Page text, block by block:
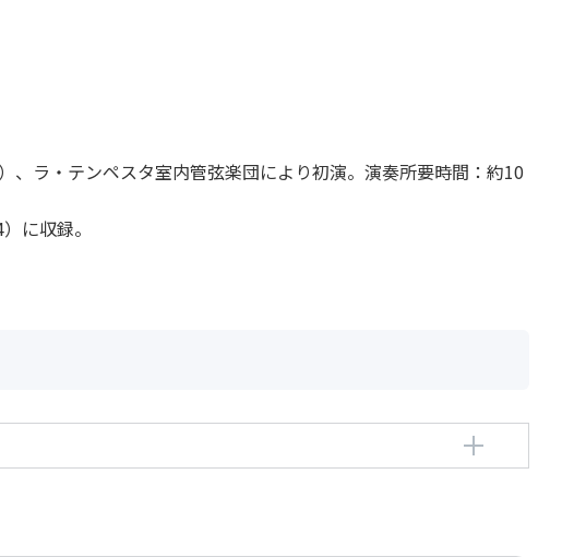
ラ・テンペスタ室内管弦楽団により初演。演奏所要時間：約10
に収録。